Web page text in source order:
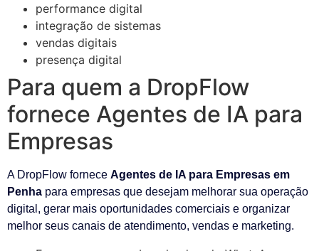
performance digital
integração de sistemas
vendas digitais
presença digital
Para quem a DropFlow
fornece Agentes de IA para
Empresas
A DropFlow fornece Agentes de IA para Empresas em
Penha para empresas que desejam melhorar sua operação
digital, gerar mais oportunidades comerciais e organizar
melhor seus canais de atendimento, vendas e marketing.